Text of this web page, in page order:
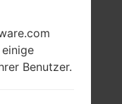
Benutzer.